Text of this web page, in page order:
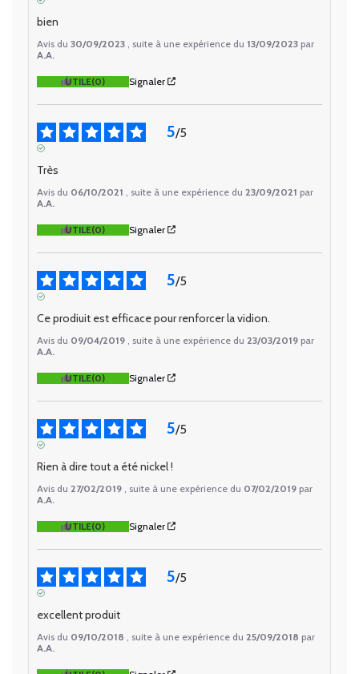
bien
Avis du 30/09/2023 , suite à une expérience du 13/09/2023 par
A.A.
UTILE(0) Signaler
5/5
Très
Avis du 06/10/2021 , suite à une expérience du 23/09/2021 par
A.A.
UTILE(0) Signaler
5/5
Ce prodiuit est efficace pour renforcer la vidion.
Avis du 09/04/2019 , suite à une expérience du 23/03/2019 par
A.A.
UTILE(0) Signaler
5/5
Rien à dire tout a été nickel !
Avis du 27/02/2019 , suite à une expérience du 07/02/2019 par
A.A.
UTILE(0) Signaler
5/5
excellent produit
Avis du 09/10/2018 , suite à une expérience du 25/09/2018 par
A.A.